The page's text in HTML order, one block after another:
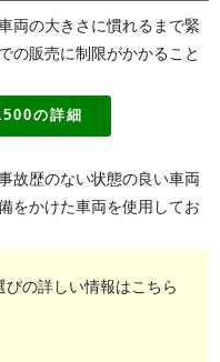
両の大きさに慣れるまで緊
の販売に制限がかかること
の詳細
故歴のない状態の良い車両
をかけた車両を使用してお
の詳しい情報はこちら